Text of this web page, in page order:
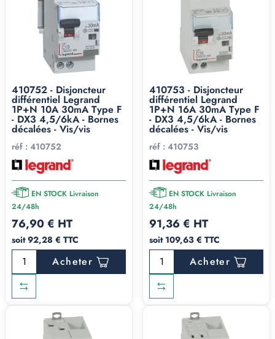
410752 - Disjoncteur
différentiel Legrand
1P+N 10A 30mA Type F
- DX3 4,5/6kA - Bornes
décalées - Vis/vis
réf : 410752
EN STOCK Livraison
24/48h
76,90 € HT
soit 92,28 € TTC
Acheter
410753 - Disjoncteur
différentiel Legrand
1P+N 16A 30mA Type F
- DX3 4,5/6kA - Bornes
décalées - Vis/vis
réf : 410753
EN STOCK Livraison
24/48h
91,36 € HT
soit 109,63 € TTC
Acheter